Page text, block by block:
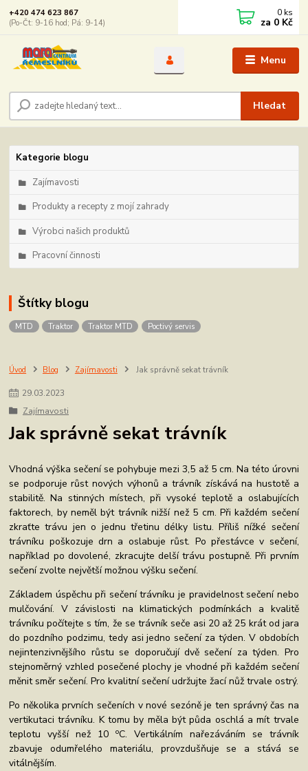
Menu
Hledat
+420 474 623 867
(Po-Čt: 9-16 hod; Pá: 9-14)
0 ks
za 0 Kč
Kategorie blogu
Zajímavosti
Produkty a recepty z mojí zahrady
Výrobci našich produktů
Pracovní činnosti
Štítky blogu
MTD Traktor Traktor MTD Poctivý servis
Úvod Blog Zajímavosti Jak správně sekat trávník
29.03.2023
Zajímavosti
Jak správně sekat trávník
Vhodná výška sečení se pohybuje mezi 3,5 až 5 cm. Na této úrovni
se podporuje růst nových výhonů a trávník získává na hustotě a
stabilitě. Na stinných místech, při vysoké teplotě a oslabujících
faktorech, by neměl být trávník nižší než 5 cm. Při každém sečení
zkraťte trávu jen o jednu třetinu délky listu. Příliš nížké sečení
trávníku poškozuje drn a oslabuje růst. Po přestávce v sečení,
například po dovolené, zkracujte delší trávu postupně. Při prvním
sečení zvolte největší možnou výšku sečení.
Základem úspěchu při sečení trávníku je pravidelnost sečení nebo
mulčování. V závislosti na klimatických podmínkách a kvalitě
trávníku počítejte s tím, že se trávník seče asi 20 až 25 krát od jara
do pozdního podzimu, tedy asi jedno sečení za týden. V obdobích
nejintenzivnějšího růstu se doporučují dvě sečení za týden. Pro
stejnoměrný vzhled posečené plochy je vhodné při každém sečení
měnit směr sečení. Pro kvalitní sečení udržujte žací nůž trvale ostrý.
Po několika prvních sečeních v nové sezóně je ten správný čas na
vertikutaci trávníku. K tomu by měla být půda oschlá a mít trvale
teplotu vyšší než 10
oC. Vertikálním nařezáváním se trávník
zbavuje odumřelého materiálu, provzdušňuje se a stává se
vitálnějším.